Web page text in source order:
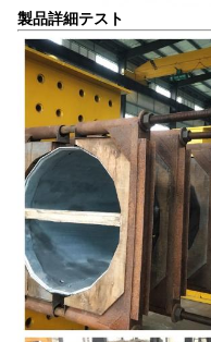
製品詳細テスト